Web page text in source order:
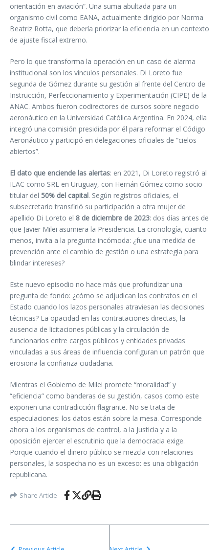
orientación en aviación”. Una suma abultada para un
organismo civil como EANA, actualmente dirigido por Norma
Beatriz Rotta, que debería priorizar la eficiencia en un contexto
de ajuste fiscal extremo.
Pero lo que transforma la operación en un caso de alarma
institucional son los vínculos personales. Di Loreto fue
segunda de Gómez durante su gestión al frente del Centro de
Instrucción, Perfeccionamiento y Experimentación (CIPE) de la
ANAC. Ambos fueron codirectores de cursos sobre negocio
aeronáutico en la Universidad Católica Argentina. En 2024, ella
integró una comisión presidida por él para reformar el Código
Aeronáutico y participó en delegaciones oficiales de “cielos
abiertos”.
El dato que enciende las alertas: en 2021, Di Loreto registró al
ILAC como SRL en Uruguay, con Hernán Gómez como socio
titular del 50% del capital. Según registros oficiales, el
subsecretario transfirió su participación a otra mujer de
apellido Di Loreto el 8 de diciembre de 2023: dos días antes de
que Javier Milei asumiera la Presidencia. La cronología, cuanto
menos, invita a la pregunta incómoda: ¿fue una medida de
prevención ante el cambio de gestión o una estrategia para
blindar intereses?
Este nuevo episodio no hace más que profundizar una
pregunta de fondo: ¿cómo se adjudican los contratos en el
Estado cuando los lazos personales atraviesan las decisiones
técnicas? La opacidad en las contrataciones directas, la
ausencia de licitaciones públicas y la circulación de
funcionarios entre cargos públicos y entidades privadas
vinculadas a sus áreas de influencia configuran un patrón que
erosiona la confianza ciudadana.
Mientras el Gobierno de Milei promete “moralidad” y
“eficiencia” como banderas de su gestión, casos como este
exponen una contradicción flagrante. No se trata de
especulaciones: los datos están sobre la mesa. Corresponde
ahora a los organismos de control, a la Justicia y a la
oposición ejercer el escrutinio que la democracia exige.
Porque cuando el dinero público se mezcla con relaciones
personales, la sospecha no es un exceso: es una obligación
republicana.
Share Article